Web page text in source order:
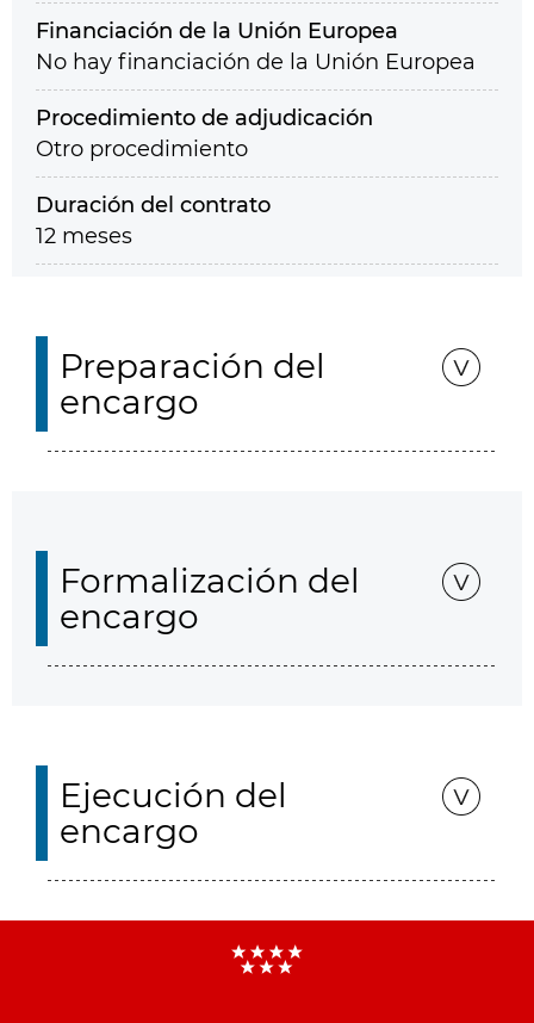
Financiación de la Unión Europea
No hay financiación de la Unión Europea
Procedimiento de adjudicación
Otro procedimiento
Duración del contrato
12 meses
Preparación del
encargo
Formalización del
encargo
Ejecución del
encargo